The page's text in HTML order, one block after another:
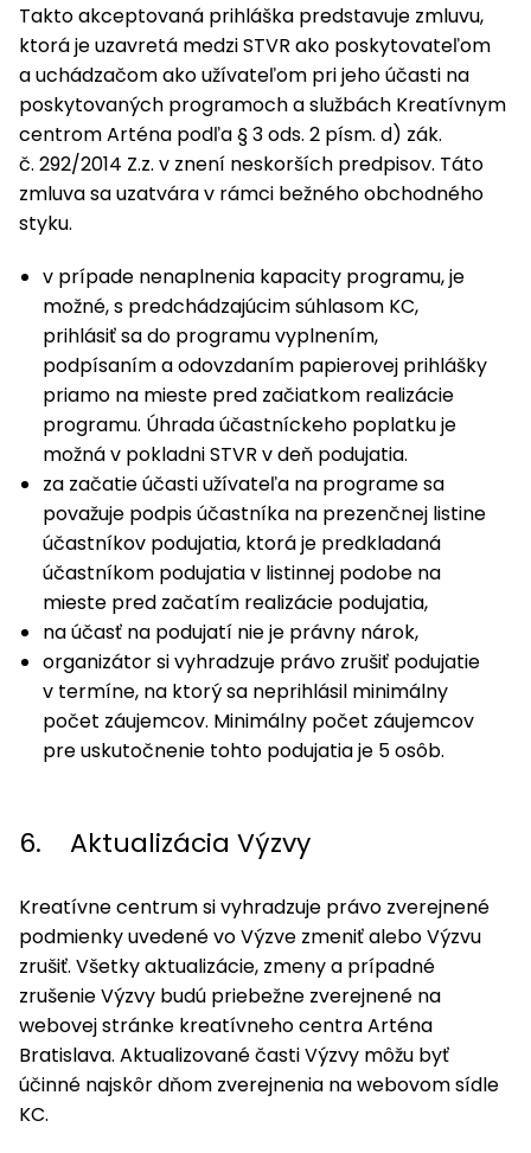
Takto akceptovaná prihláška predstavuje zmluvu,
ktorá je uzavretá medzi STVR ako poskytovateľom
a uchádzačom ako užívateľom pri jeho účasti na
poskytovaných programoch a službách Kreatívnym
centrom Arténa podľa § 3 ods. 2 písm. d) zák.
č. 292/2014 Z.z. v znení neskorších predpisov. Táto
zmluva sa uzatvára v rámci bežného obchodného
styku.
v prípade nenaplnenia kapacity programu, je
možné, s predchádzajúcim súhlasom KC,
prihlásiť sa do programu vyplnením,
podpísaním a odovzdaním papierovej prihlášky
priamo na mieste pred začiatkom realizácie
programu. Úhrada účastníckeho poplatku je
možná v pokladni STVR v deň podujatia.
za začatie účasti užívateľa na programe sa
považuje podpis účastníka na prezenčnej listine
účastníkov podujatia, ktorá je predkladaná
účastníkom podujatia v listinnej podobe na
mieste pred začatím realizácie podujatia,
na účasť na podujatí nie je právny nárok,
organizátor si vyhradzuje právo zrušiť podujatie
v termíne, na ktorý sa neprihlásil minimálny
počet záujemcov. Minimálny počet záujemcov
pre uskutočnenie tohto podujatia je 5 osôb.
6. Aktualizácia Výzvy
Kreatívne centrum si vyhradzuje právo zverejnené
podmienky uvedené vo Výzve zmeniť alebo Výzvu
zrušiť. Všetky aktualizácie, zmeny a prípadné
zrušenie Výzvy budú priebežne zverejnené na
webovej stránke kreatívneho centra Arténa
Bratislava. Aktualizované časti Výzvy môžu byť
účinné najskôr dňom zverejnenia na webovom sídle
KC.